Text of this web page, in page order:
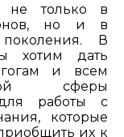
не только в
но и в
В
хотим дать
и всем
сферы
для работы с
которые
их к